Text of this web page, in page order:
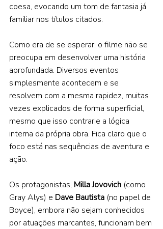
coesa, evocando um tom de fantasia já
familiar nos títulos citados.
Como era de se esperar, o filme não se
preocupa em desenvolver uma história
aprofundada. Diversos eventos
simplesmente acontecem e se
resolvem com a mesma rapidez, muitas
vezes explicados de forma superficial,
mesmo que isso contrarie a lógica
interna da própria obra. Fica claro que o
foco está nas sequências de aventura e
ação.
Os protagonistas, Milla Jovovich (como
Gray Alys) e Dave Bautista (no papel de
Boyce), embora não sejam conhecidos
por atuações marcantes, funcionam bem